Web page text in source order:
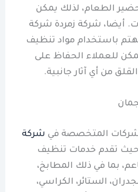
الطعام، لذلك يمكن
أيضا، شركة زمردة شركة
باستخدام مواد تنظيف
للعملاء الحفاظ على
من أي آثار جانبية.
المتخصصة في شركة
تقدم خدمات تنظيف
بما في ذلك المطابخ،
الستائر، الكراسي،